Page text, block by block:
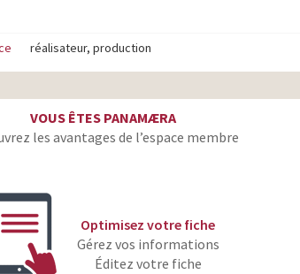
réalisateur, production
VOUS ÊTES PANAMÆRA
les avantages de l’espace membre
Optimisez votre fiche
Gérez vos informations
Éditez votre fiche